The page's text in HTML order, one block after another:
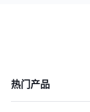
热门产品